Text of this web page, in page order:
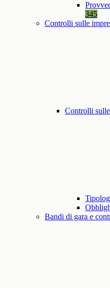
345
Controlli sulle
Controlli
Bandi di gara e